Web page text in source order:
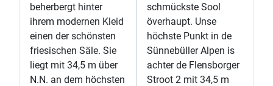
beherbergt hinter
ihrem modernen Kleid
einen der schönsten
friesischen Säle. Sie
liegt mit 34,5 m über
N.N. an dem höchsten
schmückste Sool
överhaupt. Unse
höchste Punkt in de
Sünnebüller Alpen is
achter de Flensborger
Stroot 2 mit 34,5 m